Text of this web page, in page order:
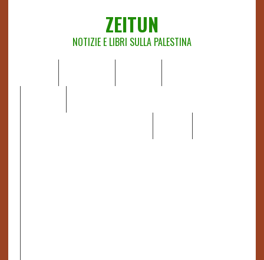
ZEITUN
NOTIZIE E LIBRI SULLA PALESTINA